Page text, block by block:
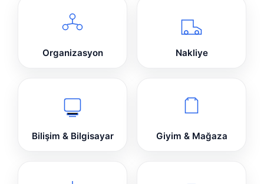
Organizasyon Nakliye
Bilişim & Bilgisayar Giyim & Mağaza